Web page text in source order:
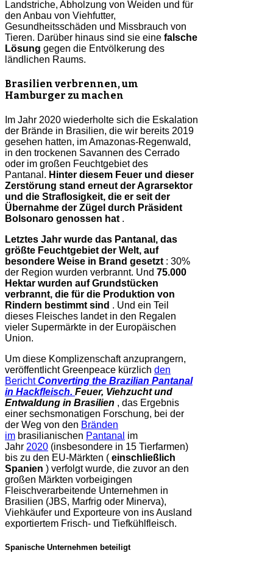
Landstriche, Abholzung von Weiden und für
den Anbau von Viehfutter,
Gesundheitsschäden und Missbrauch von
Tieren. Darüber hinaus sind sie eine falsche
Lösung gegen die Entvölkerung des
ländlichen Raums.
Brasilien verbrennen, um
Hamburger zu machen
Im Jahr 2020 wiederholte sich die Eskalation
der Brände in Brasilien, die wir bereits 2019
gesehen hatten, im Amazonas-Regenwald,
in den trockenen Savannen des Cerrado
oder im großen Feuchtgebiet des
Pantanal. Hinter diesem Feuer und dieser
Zerstörung stand erneut der Agrarsektor
und die Straflosigkeit, die er seit der
Übernahme der Zügel durch Präsident
Bolsonaro genossen hat .
Letztes Jahr wurde das Pantanal, das
größte Feuchtgebiet der Welt, auf
besondere Weise in Brand gesetzt : 30%
der Region wurden verbrannt. Und 75.000
Hektar wurden auf Grundstücken
verbrannt, die für die Produktion von
Rindern bestimmt sind . Und ein Teil
dieses Fleisches landet in den Regalen
vieler Supermärkte in der Europäischen
Union.
Um diese Komplizenschaft anzuprangern,
veröffentlicht Greenpeace kürzlich den
BerichtConverting the Brazilian Pantanal
in Hackfleisch. Feuer, Viehzucht und
Entwaldung in Brasilien , das Ergebnis
einer sechsmonatigen Forschung, bei der
der Weg von den Bränden
im brasilianischen Pantanal im
Jahr 2020 (insbesondere in 15 Tierfarmen)
bis zu den EU-Märkten ( einschließlich
Spanien ) verfolgt wurde, die zuvor an den
großen Märkten vorbeigingen
Fleischverarbeitende Unternehmen in
Brasilien (JBS, Marfrig oder Minerva),
Viehkäufer und Exporteure von ins Ausland
exportiertem Frisch- und Tiefkühlfleisch.
Spanische Unternehmen beteiligt